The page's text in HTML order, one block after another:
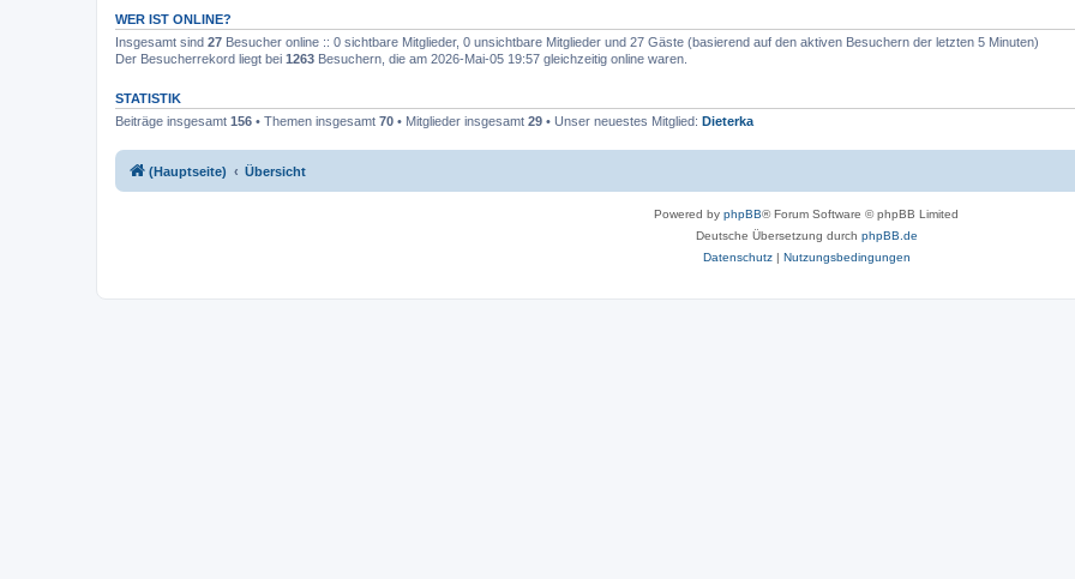
WER IST ONLINE?
Insgesamt sind 27 Besucher online :: 0 sichtbare Mitglieder, 0 unsichtbare Mitglieder und 27 Gäste (basierend auf den aktiven Besuchern der letzten 5 Minuten)
Der Besucherrekord liegt bei 1263 Besuchern, die am 2026-Mai-05 19:57 gleichzeitig online waren.
STATISTIK
Beiträge insgesamt 156 • Themen insgesamt 70 • Mitglieder insgesamt 29 • Unser neuestes Mitglied: Dieterka
(Hauptseite) Übersicht
Powered by phpBB® Forum Software © phpBB Limited
Deutsche Übersetzung durch phpBB.de
Datenschutz| Nutzungsbedingungen